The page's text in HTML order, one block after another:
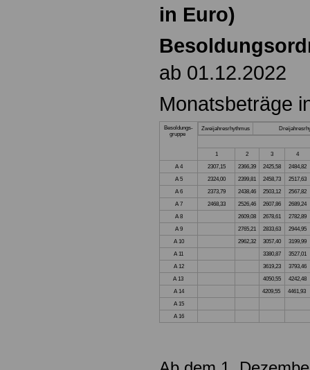
in Euro)
ab 01.12.2022
Monatsbeträge
Besoldungs-
gruppe
Zweijahresrhythmus
1 2 3
4
A 4
2307,15 2366,39 2425,58
2484,82
A 5
2324,00 2399,81 2458,73
2517,63
A 6
2373,79 2438,46 2503,12
2567,82
A 7
2468,33 2526,46 2607,86
2689,24
A 8
2609,08 2678,61
2782,89
A 9
2765,21 2833,63
2944,95
A 10
2962,32 3057,40
3199,99
A 11
3380,87
3527,01
A 12
3619,23
3793,46
A 13
4050,55
4242,48
A 14
4209,55
4461,93
A 15
A 16